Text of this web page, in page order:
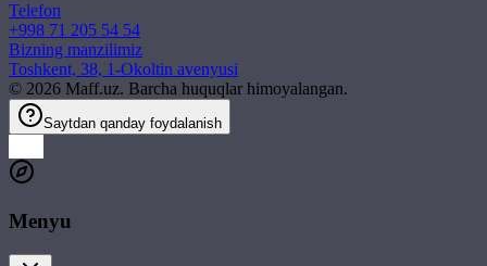
Telefon
+998 71 205 54 54
Bizning manzilimiz
Toshkent, 38, 1-Okoltin avenyusi
© 2026 Maff.uz. Barcha huquqlar himoyalangan.
Saytdan qanday foydalanish
Menyu